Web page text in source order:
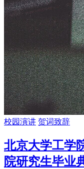
校园演讲 贺词致辞
北京大学工学
院研究生毕业